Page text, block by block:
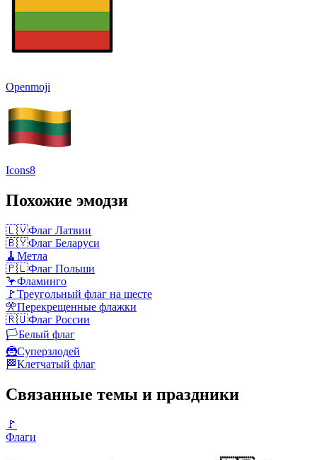
Openmoji
Icons8
Похожие эмодзи
🇱🇻Флаг Латвии
🇧🇾Флаг Беларуси
🧹 Метла
🇵🇱Флаг Польши
🦩Фламинго
🚩Треугольный флаг на шесте
🎌Перекрещенные флажки
🇷🇺Флаг России
🏳️Белый флаг
🦹Суперзлодей
🏁Клетчатый флаг
Связанные темы и праздники
🚩
Флаги